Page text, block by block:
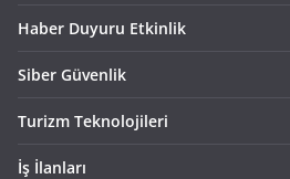
Haber Duyuru Etkinlik
Siber Güvenlik
Turizm Teknolojileri
İş İlanları